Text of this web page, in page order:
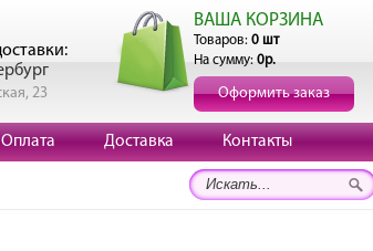
23
ВАША КОРЗИНА
Товаров: 0 шт
На сумму: 0р.
Оформить заказ
Оплата Доставка Контакты